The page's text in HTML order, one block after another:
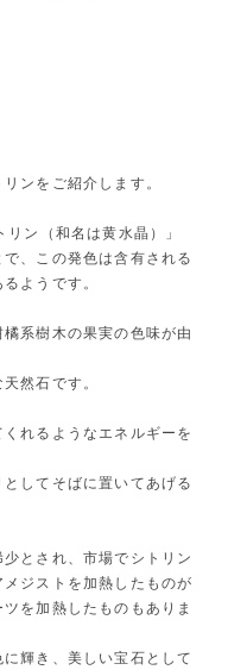
ンをご紹介します。
ン（和名は黄水晶）」
、この発色は含有される
ようです。
系樹木の果実の色味が由
然石です。
れるようなエネルギーを
してそばに置いてあげる
とされ、市場でシトリン
ジストを加熱したものが
を加熱したものもありま
輝き、美しい宝石として